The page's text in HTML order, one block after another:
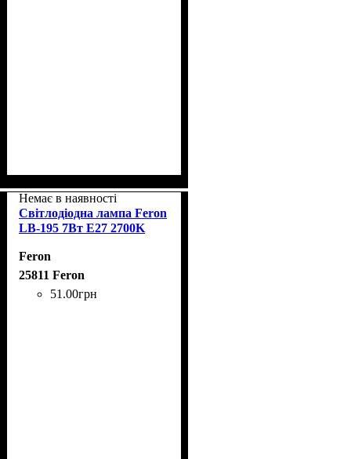
Немає в наявності
Світлодіодна лампа Feron
LB-195 7Вт E27 2700K
Feron
25811 Feron
51 .00грн